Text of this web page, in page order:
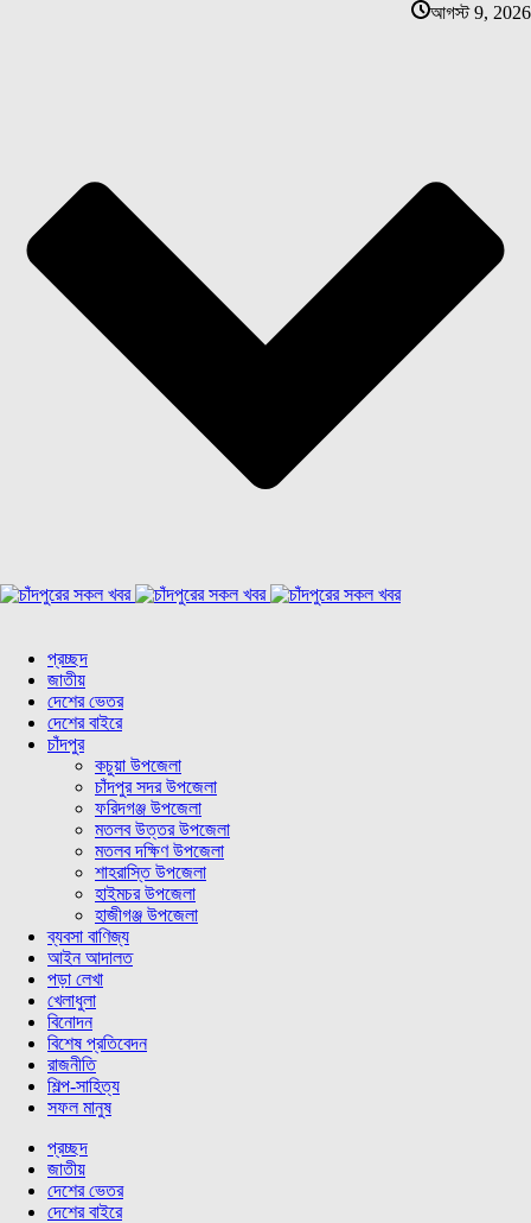
আগস্ট 9, 2026
প্রচ্ছদ
জাতীয়
দেশের ভেতর
দেশের বাইরে
চাঁদপুর
কচুয়া উপজেলা
চাঁদপুর সদর উপজেলা
ফরিদগঞ্জ উপজেলা
মতলব উত্তর উপজেলা
মতলব দক্ষিণ উপজেলা
শাহরাস্তি উপজেলা
হাইমচর উপজেলা
হাজীগঞ্জ উপজেলা
ব্যবসা বাণিজ্য
আইন আদালত
পড়া লেখা
খেলাধুলা
বিনোদন
বিশেষ প্রতিবেদন
রাজনীতি
শিল্প-সাহিত্য
সফল মানুষ
প্রচ্ছদ
জাতীয়
দেশের ভেতর
দেশের বাইরে